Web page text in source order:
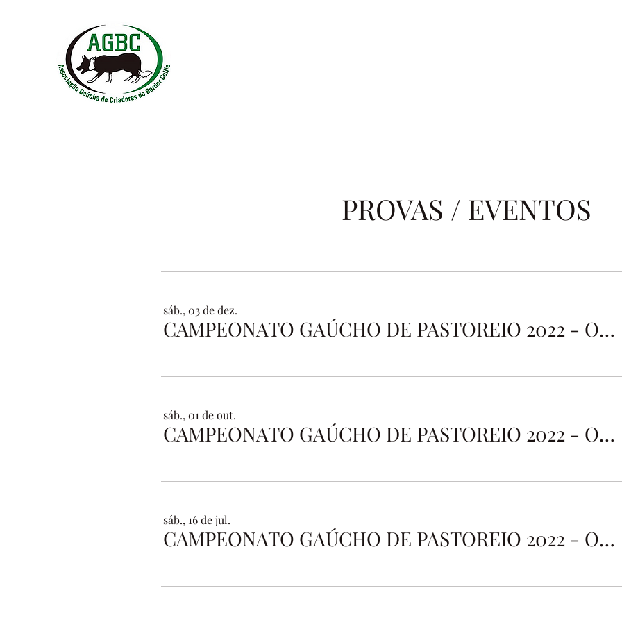
PROVAS / EVENTOS
sáb., 03 de dez.
CAMPEONATO GAÚCHO DE PASTOREIO 2022 - OVINOS
sáb., 01 de out.
CAMPEONATO GAÚCHO DE PASTOREIO 2022 - OVINOS
sáb., 16 de jul.
CAMPEONATO GAÚCHO DE PASTOREIO 2022 - OVINOS